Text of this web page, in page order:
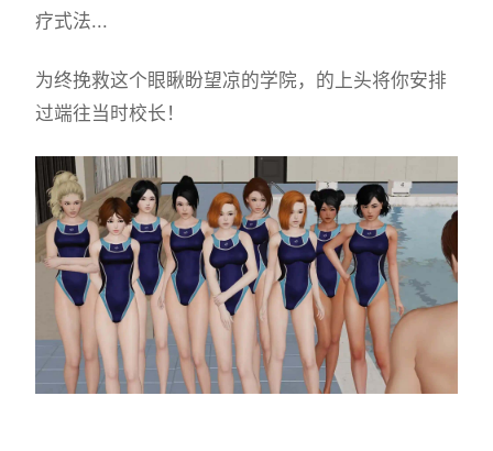
疗式法...
为终挽救这个眼瞅盼望凉的学院，的上头将你安排
过端往当时校长！